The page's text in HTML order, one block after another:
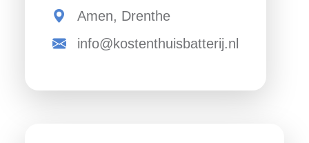
Amen, Drenthe
info@kostenthuisbatterij.nl